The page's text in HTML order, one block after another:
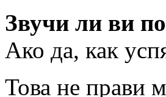
Звучи ли ви
Ако да, как
Това не прави